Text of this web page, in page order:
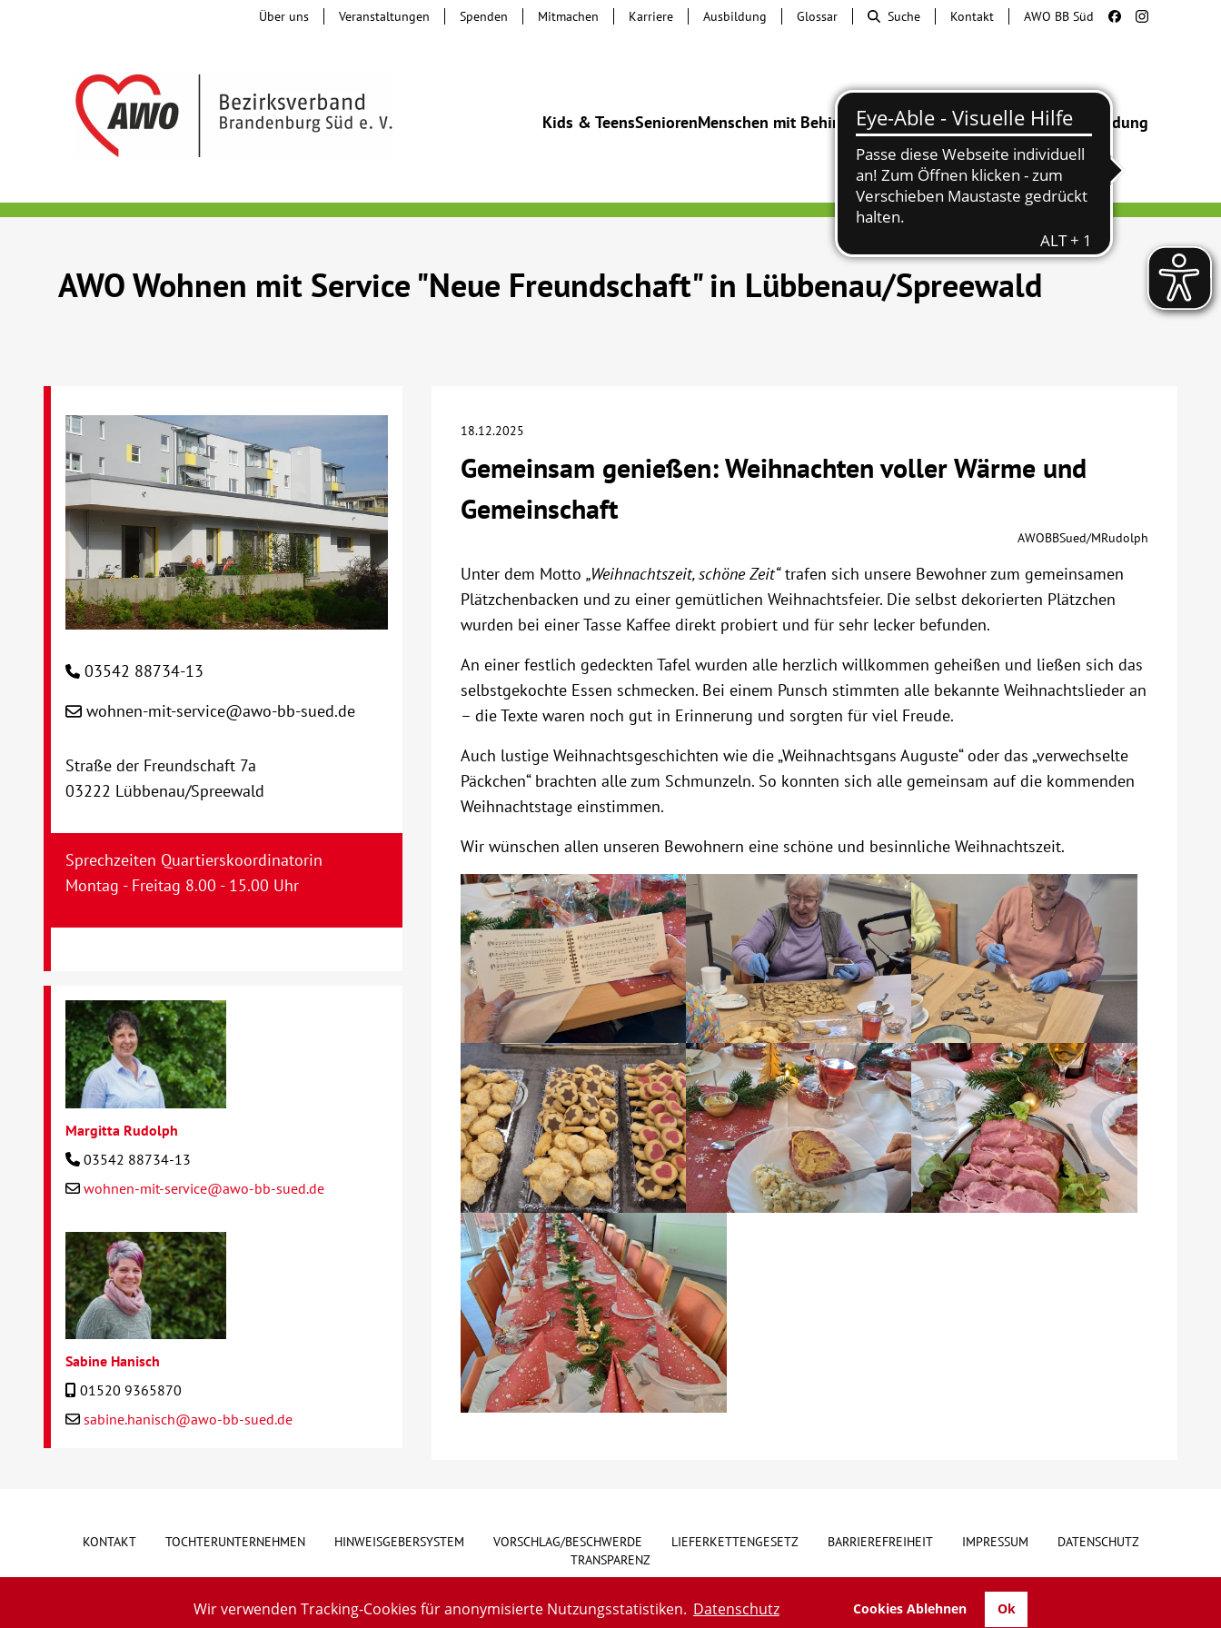
Wir verwenden Tracking-Cookies für anonymisierte Nutzungsstatistiken. Datenschutz Cookies Ablehnen Ok
Kids & TeensSeniorenMenschen mit BehinderungBeratung & HilfeBegegnung Bildung
Über uns Veranstaltungen Spenden Mitmachen Karriere Ausbildung Glossar Suche Kontakt AWO BB Süd
AWO Wohnen mit Service "Neue Freundschaft" in Lübbenau/Spreewald
18.12.2025
Gemeinsam genießen: Weihnachten voller Wärme und
Gemeinschaft
AWOBBSued/MRudolph
Unter dem Motto „Weihnachtszeit, schöne Zeit“trafen sich unsere Bewohner zum gemeinsamen
Plätzchenbacken und zu einer gemütlichen Weihnachtsfeier. Die selbst dekorierten Plätzchen
wurden bei einer Tasse Kaffee direkt probiert und für sehr lecker befunden.
An einer festlich gedeckten Tafel wurden alle herzlich willkommen geheißen und ließen sich das
selbstgekochte Essen schmecken. Bei einem Punsch stimmten alle bekannte Weihnachtslieder an
– die Texte waren noch gut in Erinnerung und sorgten für viel Freude.
Auch lustige Weihnachtsgeschichten wie die „Weihnachtsgans Auguste“ oder das „verwechselte
Päckchen“ brachten alle zum Schmunzeln. So konnten sich alle gemeinsam auf die kommenden
Weihnachtstage einstimmen.
Wir wünschen allen unseren Bewohnern eine schöne und besinnliche Weihnachtszeit.
03542 88734-13
wohnen-mit-service@awo-bb-sued.de
Straße der Freundschaft 7a
03222 Lübbenau/Spreewald
Sprechzeiten Quartierskoordinatorin
Montag - Freitag 8.00 - 15.00 Uhr
Margitta Rudolph
03542 88734-13
wohnen-mit-service@awo-bb-sued.de
Sabine Hanisch
01520 9365870
sabine.hanisch@awo-bb-sued.de
KONTAKT TOCHTERUNTERNEHMEN HINWEISGEBERSYSTEM VORSCHLAG/BESCHWERDE LIEFERKETTENGESETZ BARRIEREFREIHEIT IMPRESSUM
DATENSCHUTZ
TRANSPARENZ